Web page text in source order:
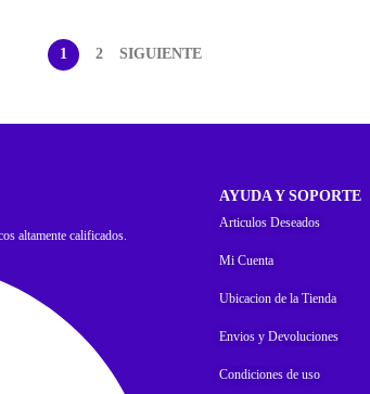
1 2 SIGUIENTE
altamente calificados.
AYUDA Y SOPORTE
Articulos Deseados
Mi Cuenta
Ubicacion de la Tienda
Envios y Devoluciones
Condiciones de uso